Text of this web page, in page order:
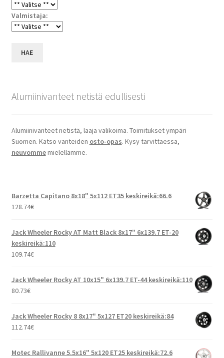
Valmistaja:
HAE
Alumiinivanteet netistä edullisesti
Alumiinivanteet netistä, laaja valikoima. Toimitukset ympäri
Suomen. Katso vanteiden osto-opas. Kysy tarvittaessa,
neuvommemielellämme.
Barzetta Capitano 8x18" 5x112 ET35 keskireikä:66.6
128.74€
Jack Wheeler Rocky AT Matt Black 8x17" 6x139.7 ET-20
keskireikä:110
109.74€
Jack Wheeler Rocky AT 10x15" 6x139.7 ET-44 keskireikä:110
80.73€
Jack Wheeler Rocky 8 8x17" 5x127 ET20 keskireikä:84
112.74€
Motec Rallivanne 5.5x16" 5x120 ET25 keskireikä:72.6